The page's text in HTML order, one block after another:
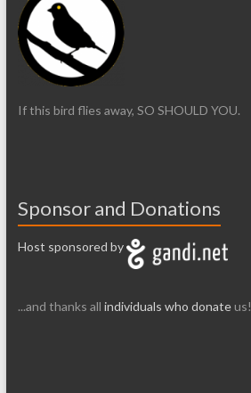
If this bird flies away, SO SHOULD YOU.
Sponsor and Donations
Host sponsored by
...and thanks all individuals who donateus!